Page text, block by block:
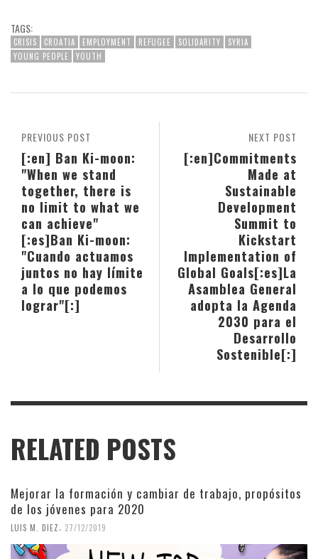
TAGS:
CRISIS CROATIA EMPLOYMENT REFUGEE SOLIDARITY
SYRIA
YOUNG PEOPLE
YOUTH
NEXT POST
[:en]Commitments
Made at
Sustainable
Development
Summit to
Kickstart
Implementation of
Global Goals[:es]La
Asamblea General
adopta la Agenda
2030 para el
Desarrollo
Sostenible[:]
PREVIOUS POST
[:en] Ban Ki-moon:
"When we stand
together, there is
no limit to what we
can achieve"
[:es]Ban Ki-moon:
"Cuando actuamos
juntos no hay límite
a lo que podemos
lograr"[:]
RELATED POSTS
Mejorar la formación y cambiar de trabajo, propósitos
de los jóvenes para 2020
LUIS M. DIEZ 27/12/2019